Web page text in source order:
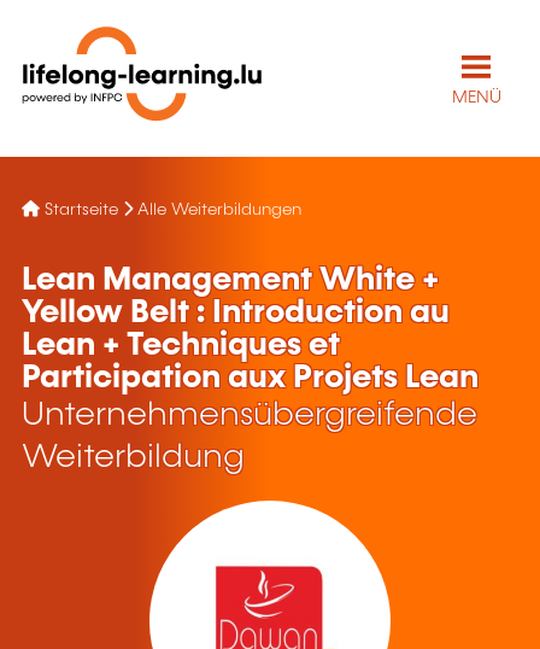
MENÜ
Startseite Alle Weiterbildungen
Lean Management White +
Yellow Belt : Introduction au
Lean + Techniques et
Participation aux Projets Lean
Unternehmensübergreifende
Weiterbildung